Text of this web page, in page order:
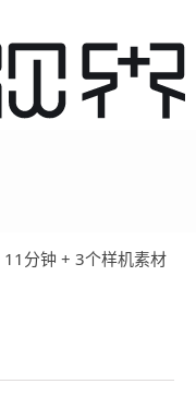
11分钟 + 3个样机素材